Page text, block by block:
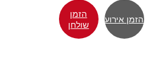
הזמן
שולחן
הזמן אירוע